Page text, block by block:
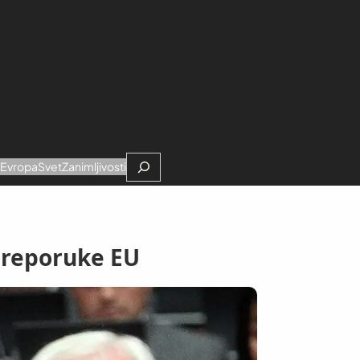
EvropaSvetZanimljivostiSearch
EU